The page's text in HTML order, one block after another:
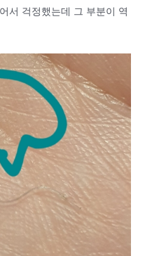
서 걱정했는데 그 부분이 역